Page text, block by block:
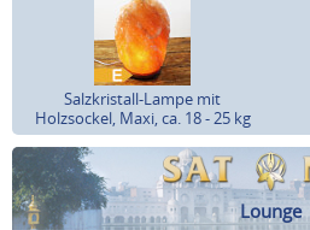
Salzkristall-Lampe mit
Holzsockel, Maxi, ca. 18 - 25 kg
Lounge